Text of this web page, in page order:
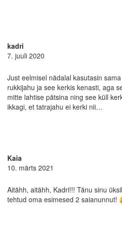
kadri
7. juuli 2020
Just eelmisel nädalal kasutasin
rukkijahu ja see kerkis kenasti, aga
mitte lahtise pätsina ning see küll
ikkagi, et tatrajahu ei kerki nii…
Kaia
10. märts 2021
Aitähh, aitähh, Kadri!!! Tänu sinu
tehtud oma esimesed 2 saianunnut!